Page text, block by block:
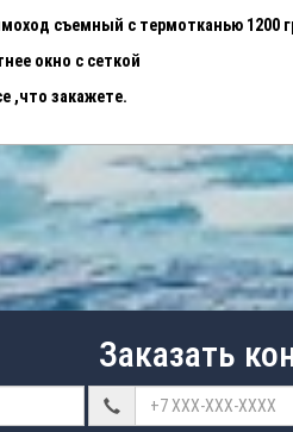
съемный с термотканью 1200
окно с сеткой
,что закажете.
Заказать